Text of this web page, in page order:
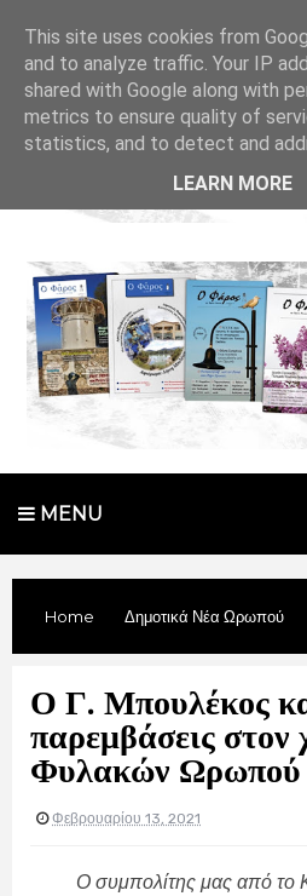
MENU
Home Δημοτικά Νέα Ωρωπού
Ο Γ. Μπουλέκος
παρεμβάσεις
Φυλακών Ωρωπού
Φεβρουαρίου 13, 2021
Ο συμπολίτης μας από το
This site uses cookies from
and to analyze traffic. Your IP
shared with Google along with
metrics to ensure quality of
statistics, and to detect and
LEARN MORE